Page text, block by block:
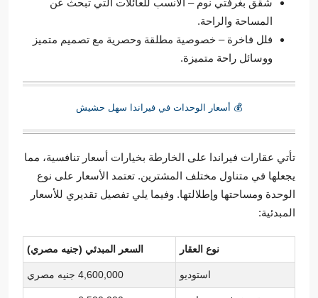
شقق بغرفتي نوم – الأنسب للعائلات التي تبحث عن
المساحة والراحة.
فلل فاخرة – خصوصية مطلقة وحصرية مع تصميم متميز
ووسائل راحة متميزة.
💰 أسعار الوحدات في فيراندا سهل حشيش
تأتي عقارات فيراندا على الخارطة بخيارات أسعار تنافسية، مما
يجعلها في متناول مختلف المشترين. تعتمد الأسعار على نوع
الوحدة ومساحتها وإطلالتها. وفيما يلي تفصيل تقديري للأسعار
المبدئية:
نوع العقار السعر المبدئي (جنيه مصري)
استوديو 4,600,000 جنيه مصري